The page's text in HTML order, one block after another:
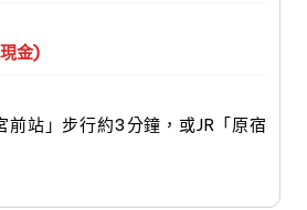
金)
前站」步行約3分鐘，或JR「原宿